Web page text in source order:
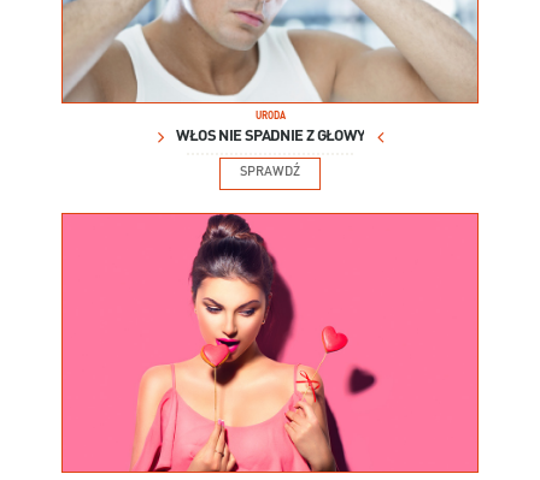
URODA
WŁOS NIE SPADNIE Z GŁOWY
SPRAWDŹ